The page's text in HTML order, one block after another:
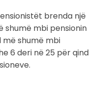
brenda një
shumë mbi pensionin
më shumë mbi
6 deri në 25 për qind